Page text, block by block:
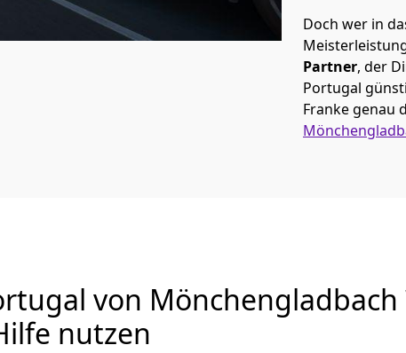
Doch wer in
Partner, der
Portugal
Frankegenau
von
nutzen